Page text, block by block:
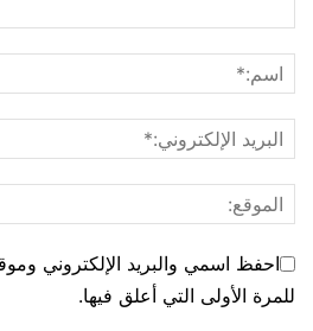
احفظ اسمي والبريد الإلكتروني
للمرة الأولى التي أعلق فيها.